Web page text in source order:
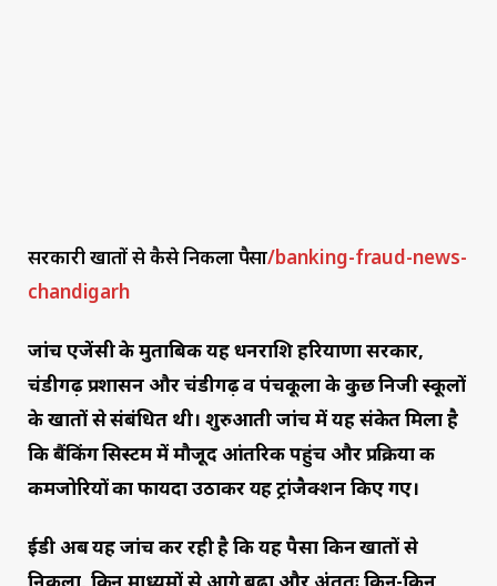
सरकारी खातों से कैसे निकला पैसा/banking-fraud-news-
chandigarh
जांच एजेंसी के मुताबिक यह धनराशि हरियाणा सरकार,
चंडीगढ़ प्रशासन और चंडीगढ़ व पंचकूला के कुछ निजी स्कूलों
के खातों से संबंधित थी। शुरुआती जांच में यह संकेत मिला है
कि बैंकिंग सिस्टम में मौजूद आंतरिक पहुंच और प्रक्रिया की
कमजोरियों का फायदा उठाकर यह ट्रांजैक्शन किए गए।
ईडी अब यह जांच कर रही है कि यह पैसा किन खातों से